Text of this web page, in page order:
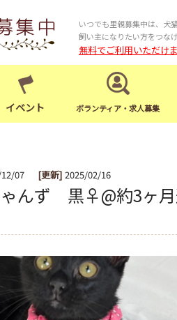
いつでも里親募集中は、犬
飼い主になりたい方をつな
無料でご利用いただけ
イベント ボランティア・求人募集
07 [更新] 2025/02/16
んず 黒♀@約3ヶ